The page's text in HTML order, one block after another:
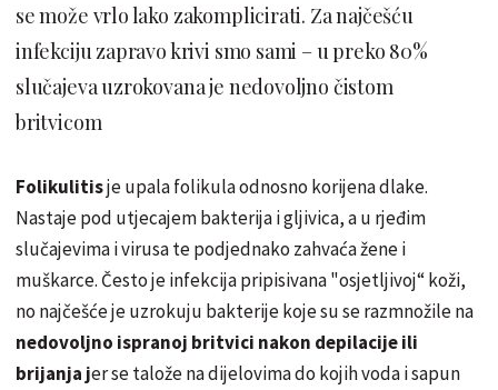
se može vrlo lako zakomplicirati. Za najčešću
infekciju zapravo krivi smo sami – u preko 80%
slučajeva uzrokovana je nedovoljno čistom
britvicom
Folikulitisje upala folikula odnosno korijena dlake.
Nastaje pod utjecajem bakterija i gljivica, a u rjeđim
slučajevima i virusa te podjednako zahvaća žene i
muškarce. Često je infekcija pripisivana "osjetljivoj“ koži,
no najčešće je uzrokuju bakterije koje su se razmnožile na
nedovoljno ispranoj britvici nakon depilacije ili
brijanja jer se talože na dijelovima do kojih voda i sapun